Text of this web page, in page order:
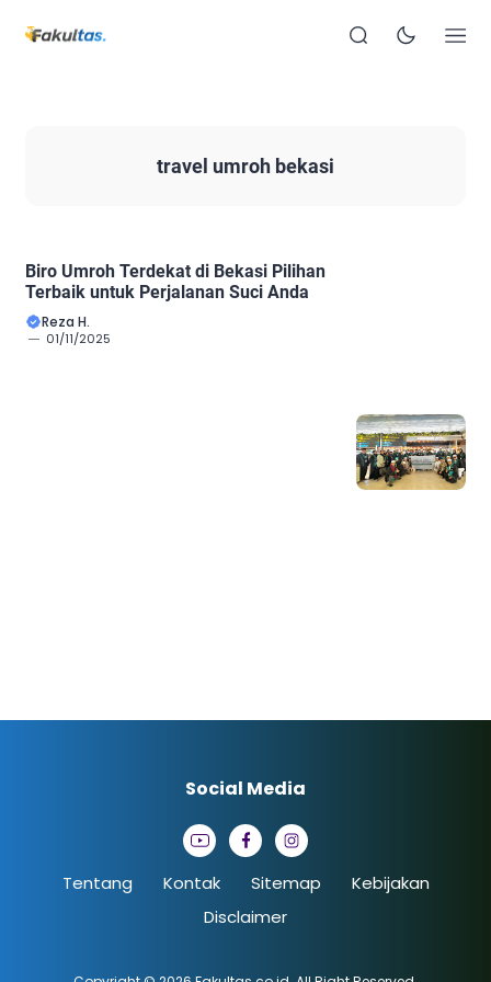
travel umroh bekasi
Biro Umroh Terdekat di Bekasi Pilihan
Terbaik untuk Perjalanan Suci Anda
Reza H.
01/11/2025
Tentang Kontak Sitemap
Kebijakan
Disclaimer
Social Media